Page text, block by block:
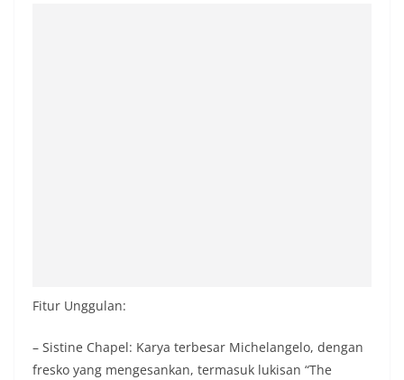
Fitur Unggulan:
– Sistine Chapel: Karya terbesar Michelangelo, dengan
fresko yang mengesankan, termasuk lukisan “The